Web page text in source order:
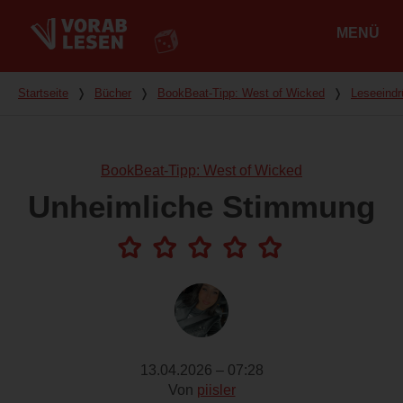
MENÜ
Du bist hier
Startseite ❭ Bücher ❭ BookBeat-Tipp: West of Wicked ❭
BookBeat-Tipp: West of Wicked
Unheimliche Stimmung
13.04.2026 – 07:28
Von piisler